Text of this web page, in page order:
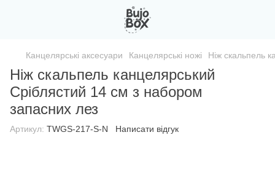
Канцелярські аксесуари Канцелярські ножі Ніж скальпель
Ніж скальпель канцелярський
Cріблястий 14 см з набором
запасних лез
Артикул: TWGS-217-S-N Написати відгук